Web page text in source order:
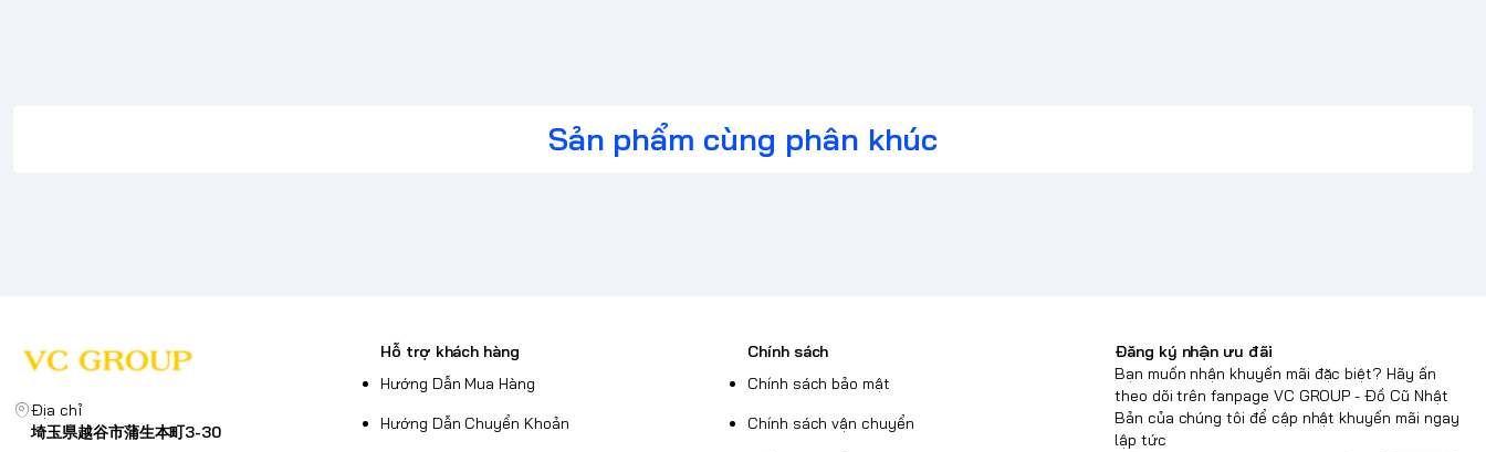
Sản phẩm cùng phân khúc
Địa chỉ
埼玉県越谷市蒲生本町3-30
Hỗ trợ khách hàng
Hướng Dẫn Mua Hàng
Hướng Dẫn Chuyển Khoản
Chính sách
Chính sách bảo mật
Chính sách vận chuyển
Đăng ký nhận ưu đãi
Bạn muốn nhận khuyến mãi đặc biệt? Hãy ấn
theo dõi trên fanpage VC GROUP - Đồ Cũ Nhật
Bản của chúng tôi để cập nhật khuyến mãi ngay
lập tức